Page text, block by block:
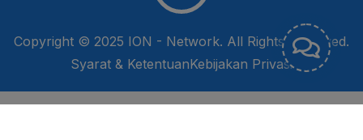
Copyright © 2025 ION - Network. All Rights Reserved.
Syarat & KetentuanKebijakan Privasi